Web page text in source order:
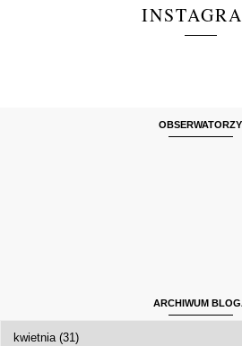
OBSERWATORZY
ARCHIWUM